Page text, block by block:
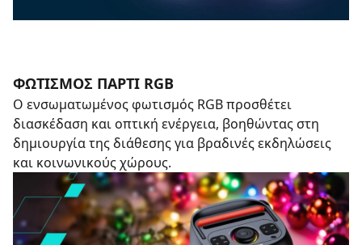
ΦΩΤΙΣΜΌΣ ΠΆΡΤΙ RGB
Ο ενσωματωμένος φωτισμός RGB προσθέτει
διασκέδαση και οπτική ενέργεια, βοηθώντας στη
δημιουργία της διάθεσης για βραδινές εκδηλώσεις
και κοινωνικούς χώρους.